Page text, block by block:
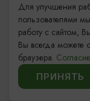
Компас
Настоящий
Для улучшения
пользователями
работу с сайтом,
Вы всегда можете
браузера.
ПРИНЯТЬ